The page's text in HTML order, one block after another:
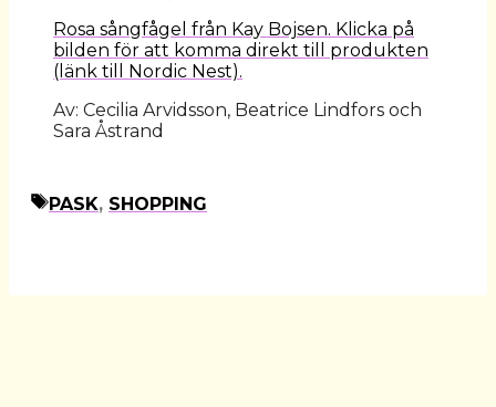
Rosa sångfågel från Kay Bojsen. Klicka på
bilden för att komma direkt till produkten
(länk till Nordic Nest).
Av: Cecilia Arvidsson, Beatrice Lindfors och
Sara Åstrand
ETIKETTER
PASK, SHOPPING